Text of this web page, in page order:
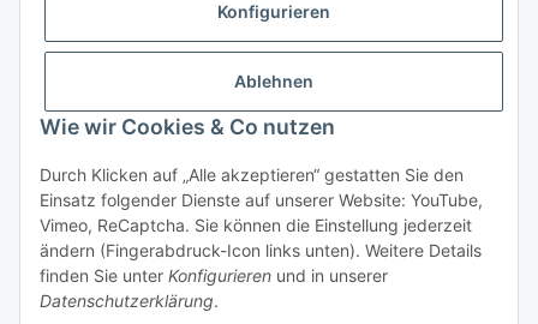
Konfigurieren
Ablehnen
Wie wir Cookies & Co nutzen
Durch Klicken auf „Alle akzeptieren“ gestatten Sie den
Einsatz folgender Dienste auf unserer Website: YouTube,
Vimeo, ReCaptcha. Sie können die Einstellung jederzeit
ändern (Fingerabdruck-Icon links unten). Weitere Details
finden Sie unter Konfigurieren und in unserer
Datenschutzerklärung.
Gesetzliche Informationen
Vertrag widerrufen
* Alle Preise inkl. gesetzlicher USt., zzgl.